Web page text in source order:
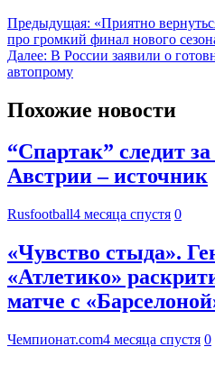
Предыдущая: «Приятно
про громкий финал нового
Далее: В России заявили о
автопрому
Похожие новости
“Спартак” следит
Австрии – источник
Rusfootball4 месяца спустя 0
«Чувство стыда».
«Атлетико»
матче с
Чемпионат.com4 месяца спустя 0